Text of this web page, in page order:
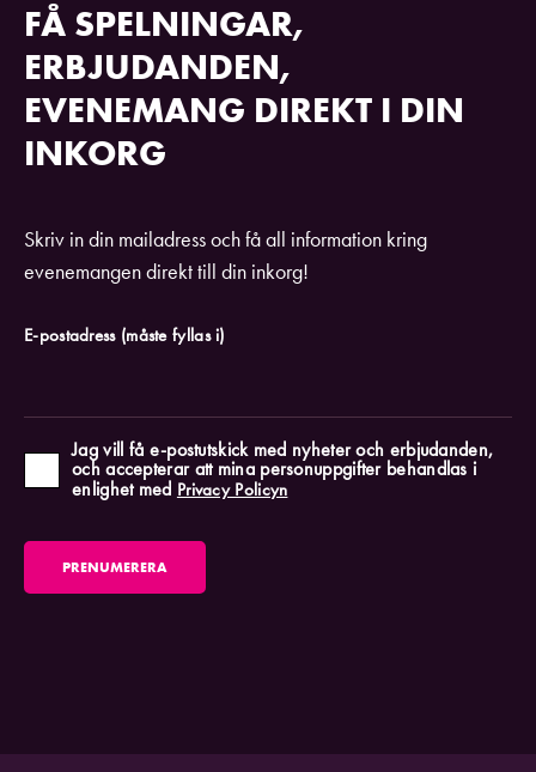
FÅ SPELNINGAR,
ERBJUDANDEN,
EVENEMANG DIREKT I DIN
INKORG
Skriv in din mailadress och få all information kring
evenemangen direkt till din inkorg!
E-postadress (måste fyllas i)
Jag vill få e-postutskick med nyheter och erbjudanden,
och accepterar att mina personuppgifter behandlas i
enlighet med Privacy Policyn
PRENUMERERA